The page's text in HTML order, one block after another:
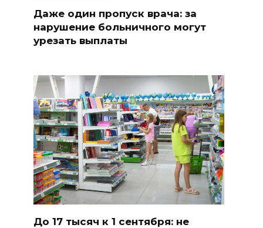
Даже один пропуск врача: за
нарушение больничного могут
урезать выплаты
До 17 тысяч к 1 сентября: не